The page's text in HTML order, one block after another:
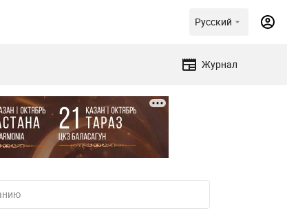
Русский
Журнал